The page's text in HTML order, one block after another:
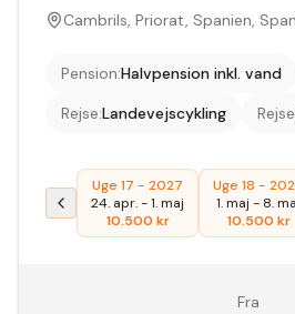
Cambrils, Priorat, Spanien,
Pension:Halvpension inkl. vand
Rejse:Landevejscykling
Uge 17 - 2027
24. apr.-1. maj
10.500 kr
Uge 18 -
1. maj - 8.
10.500 kr
Fra